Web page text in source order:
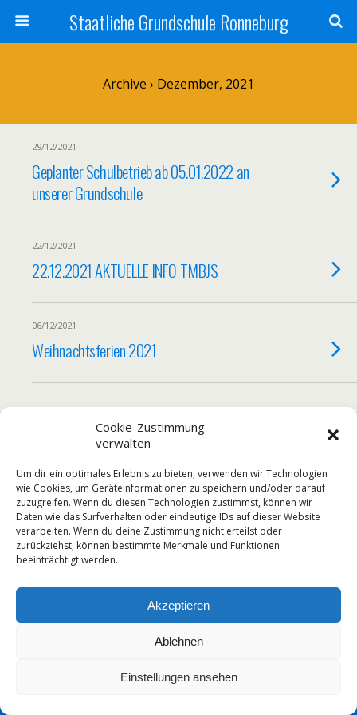
Cookie-Zustimmung
verwalten
Um dir ein optimales Erlebnis zu bieten, verwenden wir Technologien
wie Cookies, um Geräteinformationen zu speichern und/oder darauf
zuzugreifen. Wenn du diesen Technologien zustimmst, können wir
Daten wie das Surfverhalten oder eindeutige IDs auf dieser Website
verarbeiten. Wenn du deine Zustimmung nicht erteilst oder
zurückziehst, können bestimmte Merkmale und Funktionen
beeinträchtigt werden.
Akzeptieren
Ablehnen
Einstellungen ansehen
Staatliche Grundschule Ronneburg
Archive › Dezember, 2021
29/12/2021
Geplanter Schulbetrieb ab 05.01.2022 an
unserer Grundschule
22/12/2021
22.12.2021 AKTUELLE INFO TMBJS
06/12/2021
Weihnachtsferien 2021
Zum Seitenanfang
Mobil Desktop